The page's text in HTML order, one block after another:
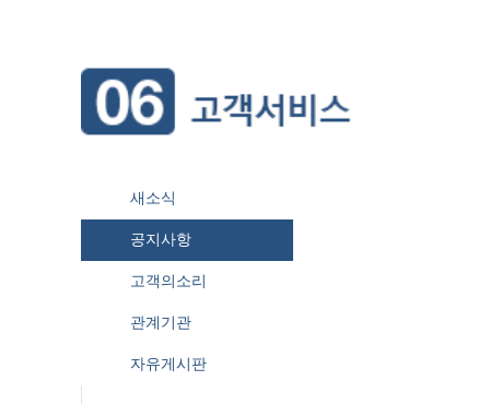
새소식
공지사항
고객의소리
관계기관
자유게시판